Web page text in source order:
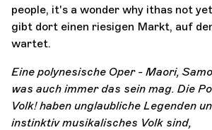
people, it's a wonder why ithas not
gibt dort einen riesigen Markt, auf
wartet.
Eine polynesische Oper - Maori,
was auch immer das sein mag. Die
Volk!haben unglaubliche Legenden
instinktiv musikalisches Volk sind,